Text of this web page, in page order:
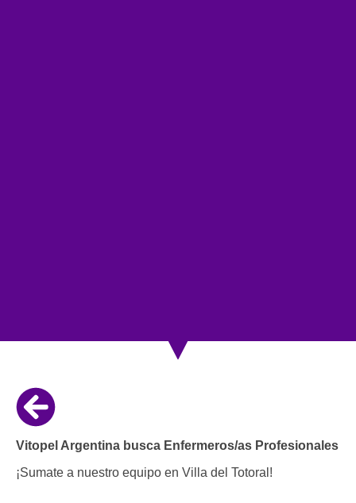
Vitopel Argentina busca Enfermeros/as Profesionales
¡Sumate a nuestro equipo en Villa del Totoral!